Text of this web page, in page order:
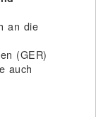
an die
(GER)
auch